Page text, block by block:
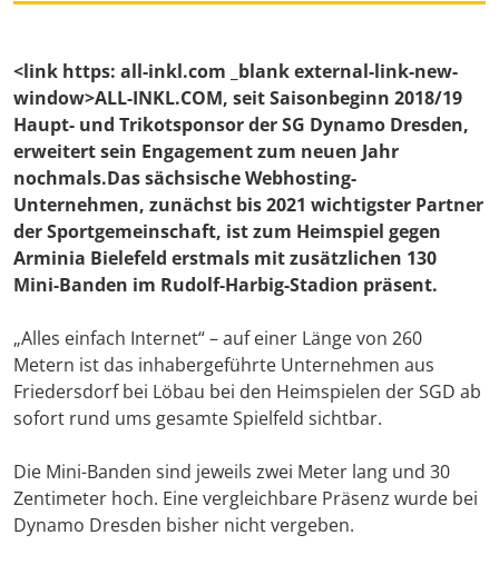
<link https: all-inkl.com _blank external-link-new-
window>ALL-INKL.COM, seit Saisonbeginn 2018/19
Haupt- und Trikotsponsor der SG Dynamo Dresden,
erweitert sein Engagement zum neuen Jahr
nochmals.Das sächsische Webhosting-
Unternehmen, zunächst bis 2021 wichtigster Partner
der Sportgemeinschaft, ist zum Heimspiel gegen
Arminia Bielefeld erstmals mit zusätzlichen 130
Mini-Banden im Rudolf-Harbig-Stadion präsent.
„Alles einfach Internet“ – auf einer Länge von 260
Metern ist das inhabergeführte Unternehmen aus
Friedersdorf bei Löbau bei den Heimspielen der SGD ab
sofort rund ums gesamte Spielfeld sichtbar.
Die Mini-Banden sind jeweils zwei Meter lang und 30
Zentimeter hoch. Eine vergleichbare Präsenz wurde bei
Dynamo Dresden bisher nicht vergeben.